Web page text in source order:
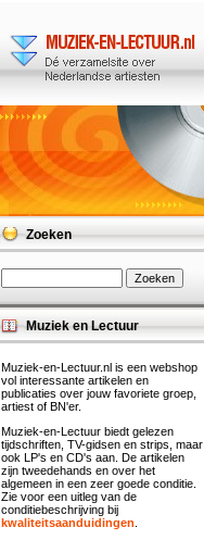
Zoeken
Muziek en Lectuur
Muziek-en-Lectuur.nl is een webshop
vol interessante artikelen en
publicaties over jouw favoriete groep,
artiest of BN'er.
Muziek-en-Lectuur biedt gelezen
tijdschriften, TV-gidsen en strips, maar
ook LP's en CD's aan. De artikelen
zijn tweedehands en over het
algemeen in een zeer goede conditie.
Zie voor een uitleg van de
conditiebeschrijving bij
kwaliteitsaanduidingen